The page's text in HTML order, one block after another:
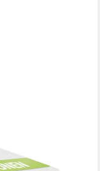
ideal im Garten